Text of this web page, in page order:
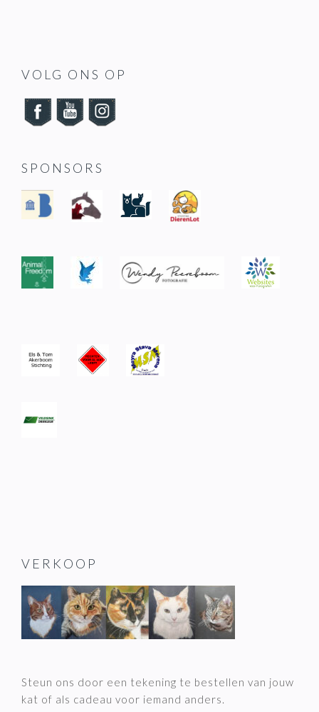
FOOTER
VOLG ONS OP
SPONSORS
VERKOOP
Steun ons door een tekening te bestellen van jouw
kat of als cadeau voor iemand anders.